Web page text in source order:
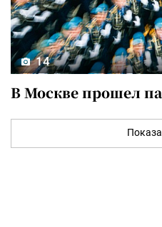
14
В Москве прошел